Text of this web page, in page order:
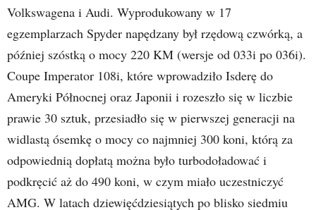
Volkswagena i Audi. Wyprodukowany w 17
egzemplarzach Spyder napędzany był rzędową czwórką, a
później szóstką o mocy 220 KM (wersje od 033i po 036i).
Coupe Imperator 108i, które wprowadziło Isderę do
Ameryki Północnej oraz Japonii i rozeszło się w liczbie
prawie 30 sztuk, przesiadło się w pierwszej generacji na
widlastą ósemkę o mocy co najmniej 300 koni, którą za
odpowiednią dopłatą można było turbodoładować i
podkręcić aż do 490 koni, w czym miało uczestniczyć
AMG. W latach dziewięćdziesiątych po blisko siedmiu